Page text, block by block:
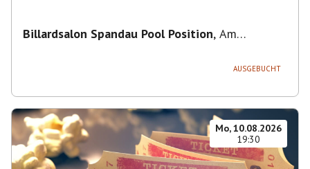
Billardsalon Spandau Pool Position, Am
AUSGEBUCHT
Mo, 10.08.2026
19:30